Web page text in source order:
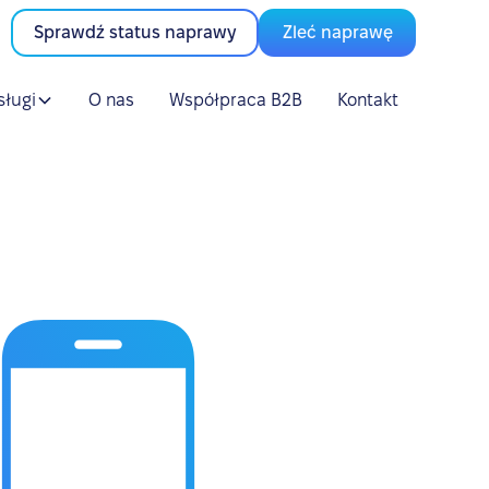
Sprawdź status naprawy Zleć naprawę
O nas Współpraca B2B Kontakt